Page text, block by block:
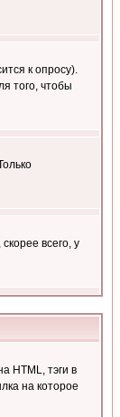
к опросу).
того, чтобы
всего, у
HTML, тэги в
на которое